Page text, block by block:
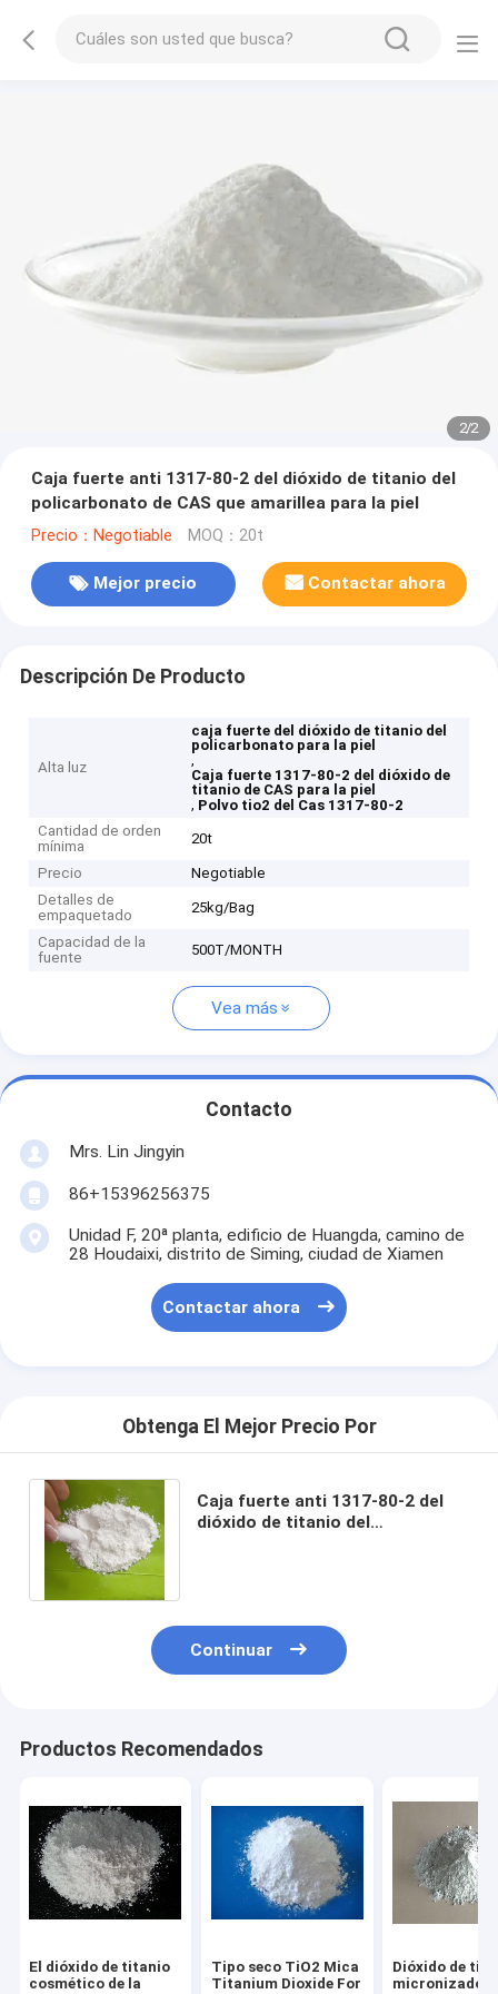
2/2
Caja fuerte anti 1317-80-2 del dióxido de titanio del
policarbonato de CAS que amarillea para la piel
Precio：Negotiable MOQ：20t
Mejor precio Contactar ahora
Descripción De Producto
Alta luz
caja fuerte del dióxido de titanio del
policarbonato para la piel
,
Caja fuerte 1317-80-2 del dióxido de
titanio de CAS para la piel
, Polvo tio2 del Cas 1317-80-2
Cantidad de orden
mínima
20t
Precio
Negotiable
Detalles de
empaquetado
25kg/Bag
Capacidad de la
fuente
500T/MONTH
Vea más
Contacto
Mrs. Lin Jingyin
86+15396256375
Unidad F, 20ª planta, edificio de Huangda, camino de
28 Houdaixi, distrito de Siming, ciudad de Xiamen
Contactar ahora
Obtenga El Mejor Precio Por
Caja fuerte anti 1317-80-2 del
dióxido de titanio del
Continuar
Productos Recomendados
El dióxido de titanio
cosmético de la
Tipo seco TiO2 Mica
Titanium Dioxide For
Dióxido de
micronizado